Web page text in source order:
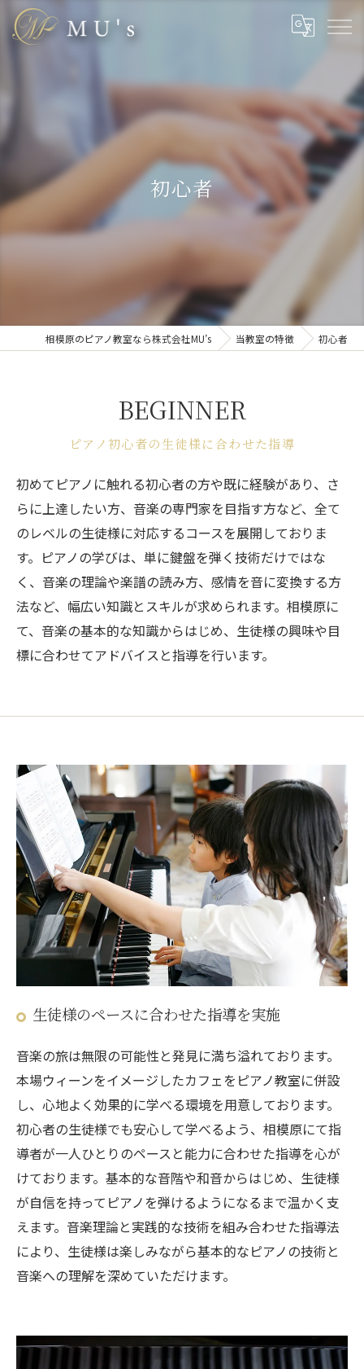
初心者
相模原のピアノ教室なら株式会社MU’s 当教室の特徴 初心者
ピアノ初心者の生徒様に合わせた指導
BEGINNER
初めてピアノに触れる初心者の方や既に経験があり、さ
らに上達したい方、音楽の専門家を目指す方など、全て
のレベルの生徒様に対応するコースを展開しておりま
す。ピアノの学びは、単に鍵盤を弾く技術だけではな
く、音楽の理論や楽譜の読み方、感情を音に変換する方
法など、幅広い知識とスキルが求められます。相模原に
て、音楽の基本的な知識からはじめ、生徒様の興味や目
標に合わせてアドバイスと指導を行います。
生徒様のペースに合わせた指導を実施
音楽の旅は無限の可能性と発見に満ち溢れております。
本場ウィーンをイメージしたカフェをピアノ教室に併設
し、心地よく効果的に学べる環境を用意しております。
初心者の生徒様でも安心して学べるよう、相模原にて指
導者が一人ひとりのペースと能力に合わせた指導を心が
けております。基本的な音階や和音からはじめ、生徒様
が自信を持ってピアノを弾けるようになるまで温かく支
えます。音楽理論と実践的な技術を組み合わせた指導法
により、生徒様は楽しみながら基本的なピアノの技術と
音楽への理解を深めていただけます。